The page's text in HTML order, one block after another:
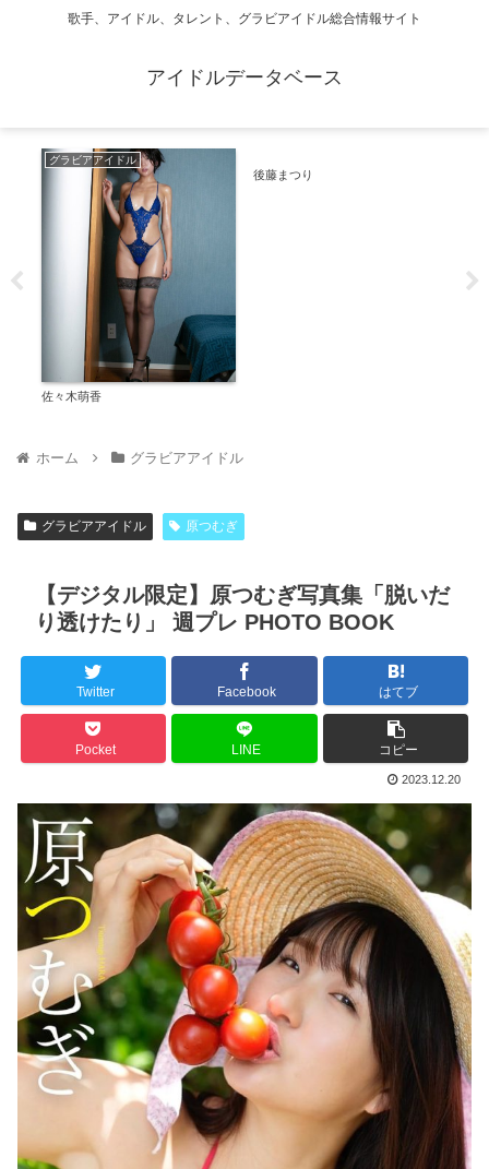
歌手、アイドル、タレント、グラビアイドル総合情報サイト
アイドルデータベース
グラビアアイドル
佐々木萌香
ビキニ
後藤まつり
ホーム グラビアアイドル
グラビアアイドル 原つむぎ
【デジタル限定】原つむぎ写真集「脱いだ
り透けたり」 週プレ PHOTO BOOK
Twitter Facebook はてブ
Pocket LINE コピー
2023.12.20